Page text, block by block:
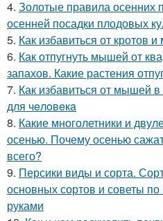
4. Золотые правила осенних
осенней посадки плодовых
5. Как избавиться от кротов
6. Как отпугнуть мышей от
запахов. Какие растения
7. Как избавиться от мышей
для чeлoвeкa
8. Какие многолетники и
осенью. Почему осенью
всего?
9. Персики виды и сорта.
основных сортов и советы
руками